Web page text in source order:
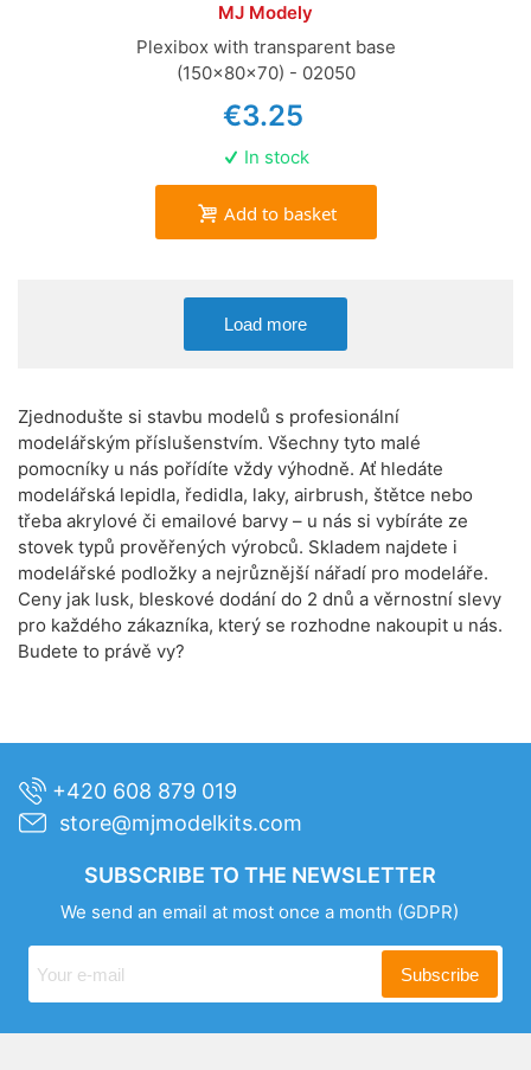
MJ Modely
Plexibox with transparent base
(150x80x70) - 02050
€3.25
In stock
Add to basket
Load more
Zjednodušte si stavbu modelů s profesionální
modelářským příslušenstvím. Všechny tyto malé
pomocníky u nás pořídíte vždy výhodně. Ať hledáte
modelářská lepidla, ředidla, laky, airbrush, štětce nebo
třeba akrylové či emailové barvy – u nás si vybíráte ze
stovek typů prověřených výrobců. Skladem najdete i
modelářské podložky a nejrůznější nářadí pro modeláře.
Ceny jak lusk, bleskové dodání do 2 dnů a věrnostní slevy
pro každého zákazníka, který se rozhodne nakoupit u nás.
Budete to právě vy?
+420 608 879 019
store@mjmodelkits.com
SUBSCRIBE TO THE NEWSLETTER
We send an email at most once a month (GDPR)
Subscribe